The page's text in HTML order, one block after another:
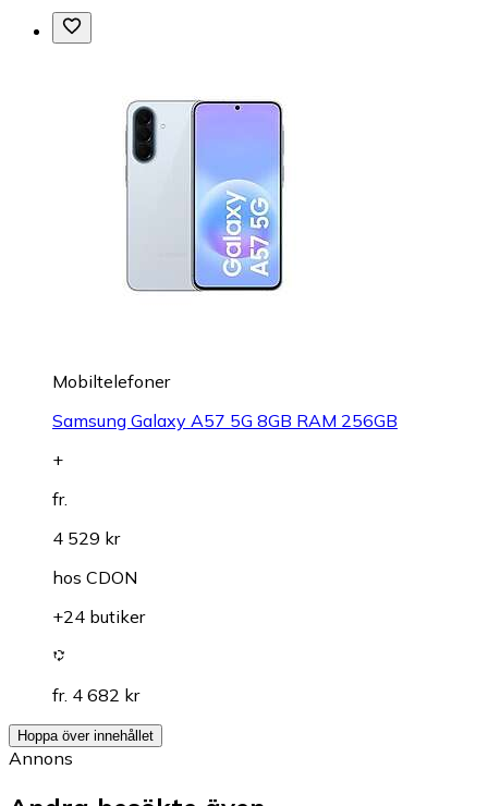
Mobiltelefoner
Samsung Galaxy A57 5G 8GB RAM 256GB
+
fr.
4 529 kr
hos CDON
+24 butiker
fr. 4 682 kr
Hoppa över innehållet
Annons